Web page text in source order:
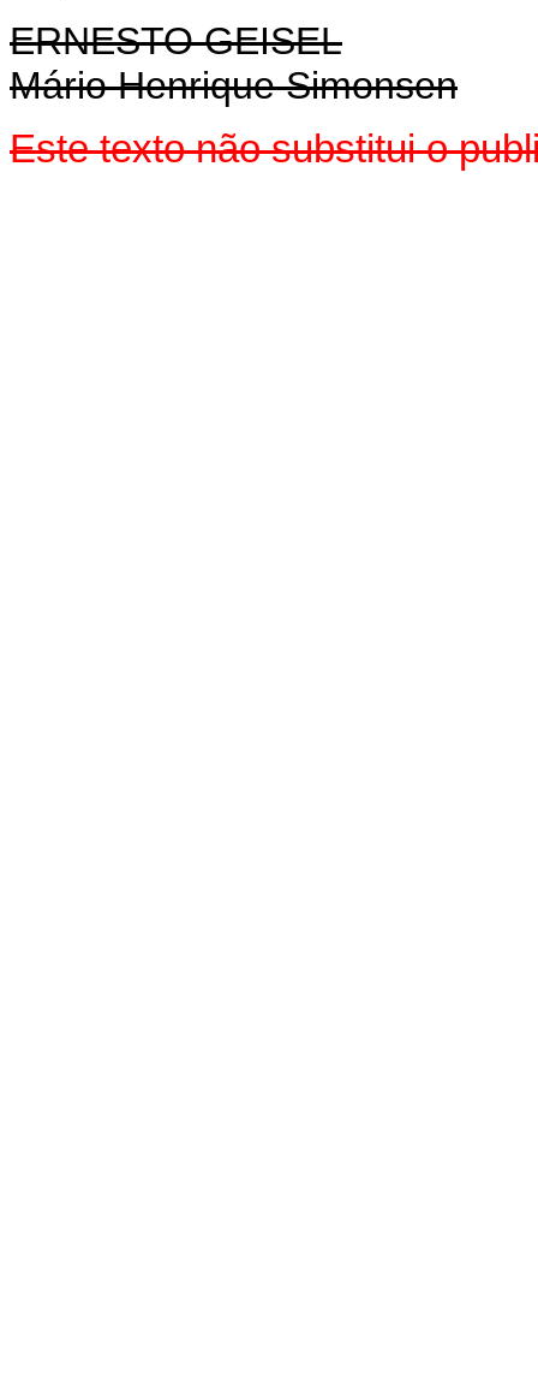
ERNESTO GEISEL
Mário Henrique Simonsen
Este texto não substitui o